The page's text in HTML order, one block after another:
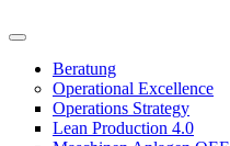
Beratung
Operational Excellence
Operations Strategy
Lean Production 4.0